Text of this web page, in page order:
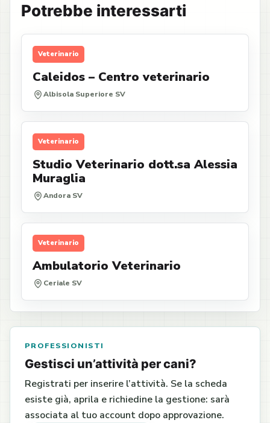
Potrebbe interessarti
Veterinario
Caleidos – Centro veterinario
Albisola Superiore SV
Veterinario
Studio Veterinario dott.sa Alessia
Muraglia
Andora SV
Veterinario
Ambulatorio Veterinario
Ceriale SV
PROFESSIONISTI
Gestisci un’attività per cani?
Registrati per inserire l’attività. Se la scheda
esiste già, aprila e richiedine la gestione: sarà
associata al tuo account dopo approvazione.